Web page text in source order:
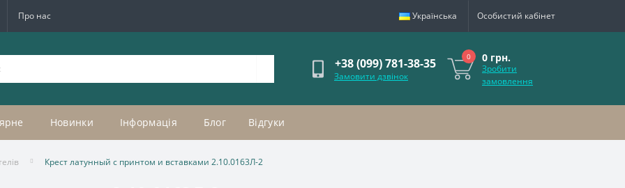
Про нас Українська Особистий кабінет
+38 (099) 781-38-35
Замовити дзвінок
0 0 грн.
Зробити
замовлення
Новинки Інформація Блог Відгуки
Крест латунный с принтом и вставками 2.10.0163Л-2